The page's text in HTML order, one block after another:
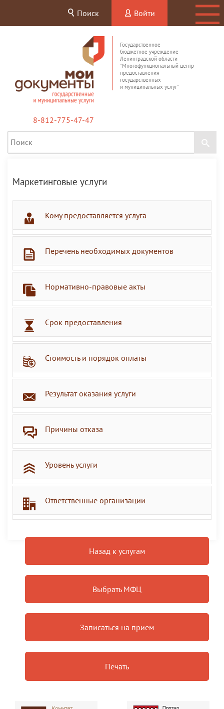
Поиск Войти
Государственное
бюджетное учреждение
Ленинградской области
"Многофункциональный центр
предоставления
государственных
и муниципальных услуг"
8-812-775-47-47
Маркетинговые услуги
Кому предоставляется услуга
Перечень необходимых документов
Нормативно-правовые акты
Срок предоставления
Стоимость и порядок оплаты
Результат оказания услуги
Причины отказа
Уровень услуги
Ответственные организации
Назад к услугам
Выбрать МФЦ
Записаться на прием
Печать